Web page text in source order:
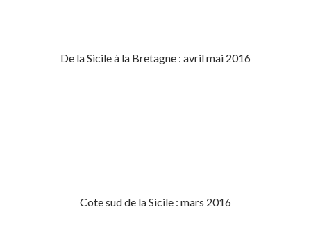
De la Sicile à la Bretagne : avril mai 2016
Cote sud de la Sicile : mars 2016